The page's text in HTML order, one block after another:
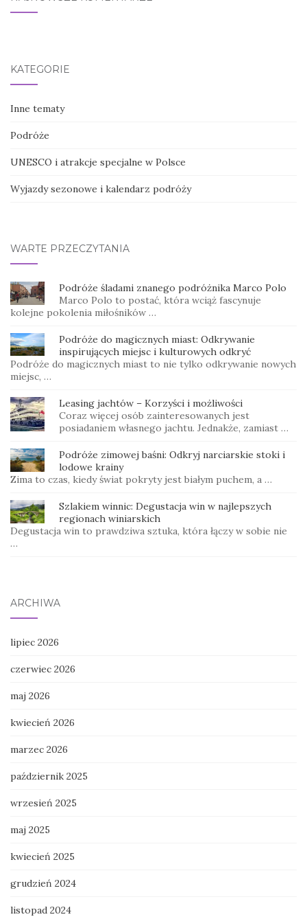
KATEGORIE
Inne tematy
Podróże
UNESCO i atrakcje specjalne w Polsce
Wyjazdy sezonowe i kalendarz podróży
WARTE PRZECZYTANIA
Podróże śladami znanego podróżnika Marco Polo
Marco Polo to postać, która wciąż fascynuje
kolejne pokolenia miłośników …
Podróże do magicznych miast: Odkrywanie
inspirujących miejsc i kulturowych odkryć
Podróże do magicznych miast to nie tylko odkrywanie nowych
miejsc, …
Leasing jachtów – Korzyści i możliwości
Coraz więcej osób zainteresowanych jest
posiadaniem własnego jachtu. Jednakże, zamiast …
Podróże zimowej baśni: Odkryj narciarskie stoki i
lodowe krainy
Zima to czas, kiedy świat pokryty jest białym puchem, a …
Szlakiem winnic: Degustacja win w najlepszych
regionach winiarskich
Degustacja win to prawdziwa sztuka, która łączy w sobie nie
…
ARCHIWA
lipiec 2026
czerwiec 2026
maj 2026
kwiecień 2026
marzec 2026
październik 2025
wrzesień 2025
maj 2025
kwiecień 2025
grudzień 2024
listopad 2024